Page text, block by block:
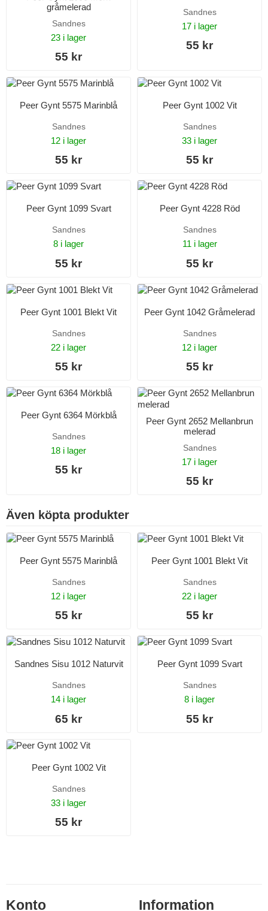
gråmelerad
Sandnes
23 i lager
55 kr
Sandnes
17 i lager
55 kr
Peer Gynt 5575 Marinblå
Sandnes
12 i lager
55 kr
Peer Gynt 1002 Vit
Sandnes
33 i lager
55 kr
Peer Gynt 1099 Svart
Sandnes
8 i lager
55 kr
Peer Gynt 4228 Röd
Sandnes
11 i lager
55 kr
Peer Gynt 1001 Blekt Vit
Sandnes
22 i lager
55 kr
Peer Gynt 1042 Gråmelerad
Sandnes
12 i lager
55 kr
Peer Gynt 6364 Mörkblå
Sandnes
18 i lager
55 kr
Peer Gynt 2652 Mellanbrun
melerad
Sandnes
17 i lager
55 kr
Även köpta produkter
Peer Gynt 5575 Marinblå
Sandnes
12 i lager
55 kr
Peer Gynt 1001 Blekt Vit
Sandnes
22 i lager
55 kr
Sandnes Sisu 1012 Naturvit
Sandnes
14 i lager
65 kr
Peer Gynt 1099 Svart
Sandnes
8 i lager
55 kr
Peer Gynt 1002 Vit
Sandnes
33 i lager
55 kr
Konto Information